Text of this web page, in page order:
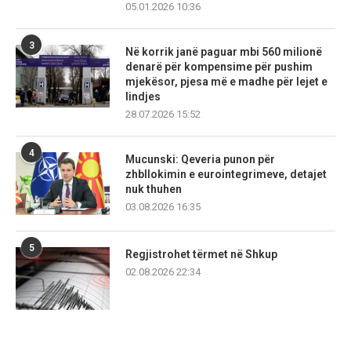
05.01.2026 10:36
3
Në korrik janë paguar mbi 560 milionë
denarë për kompensime për pushim
mjekësor, pjesa më e madhe për lejet e
lindjes
28.07.2026 15:52
4
Mucunski: Qeveria punon për
zhbllokimin e eurointegrimeve, detajet
nuk thuhen
03.08.2026 16:35
5
Regjistrohet tërmet në Shkup
02.08.2026 22:34